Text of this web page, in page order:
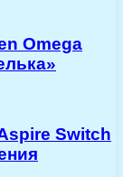
Omega
Switch